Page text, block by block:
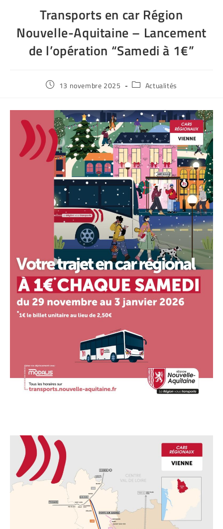
Transports en car Région
Nouvelle-Aquitaine – Lancement
de l’opération “Samedi à 1€”
13 novembre 2025 Actualités